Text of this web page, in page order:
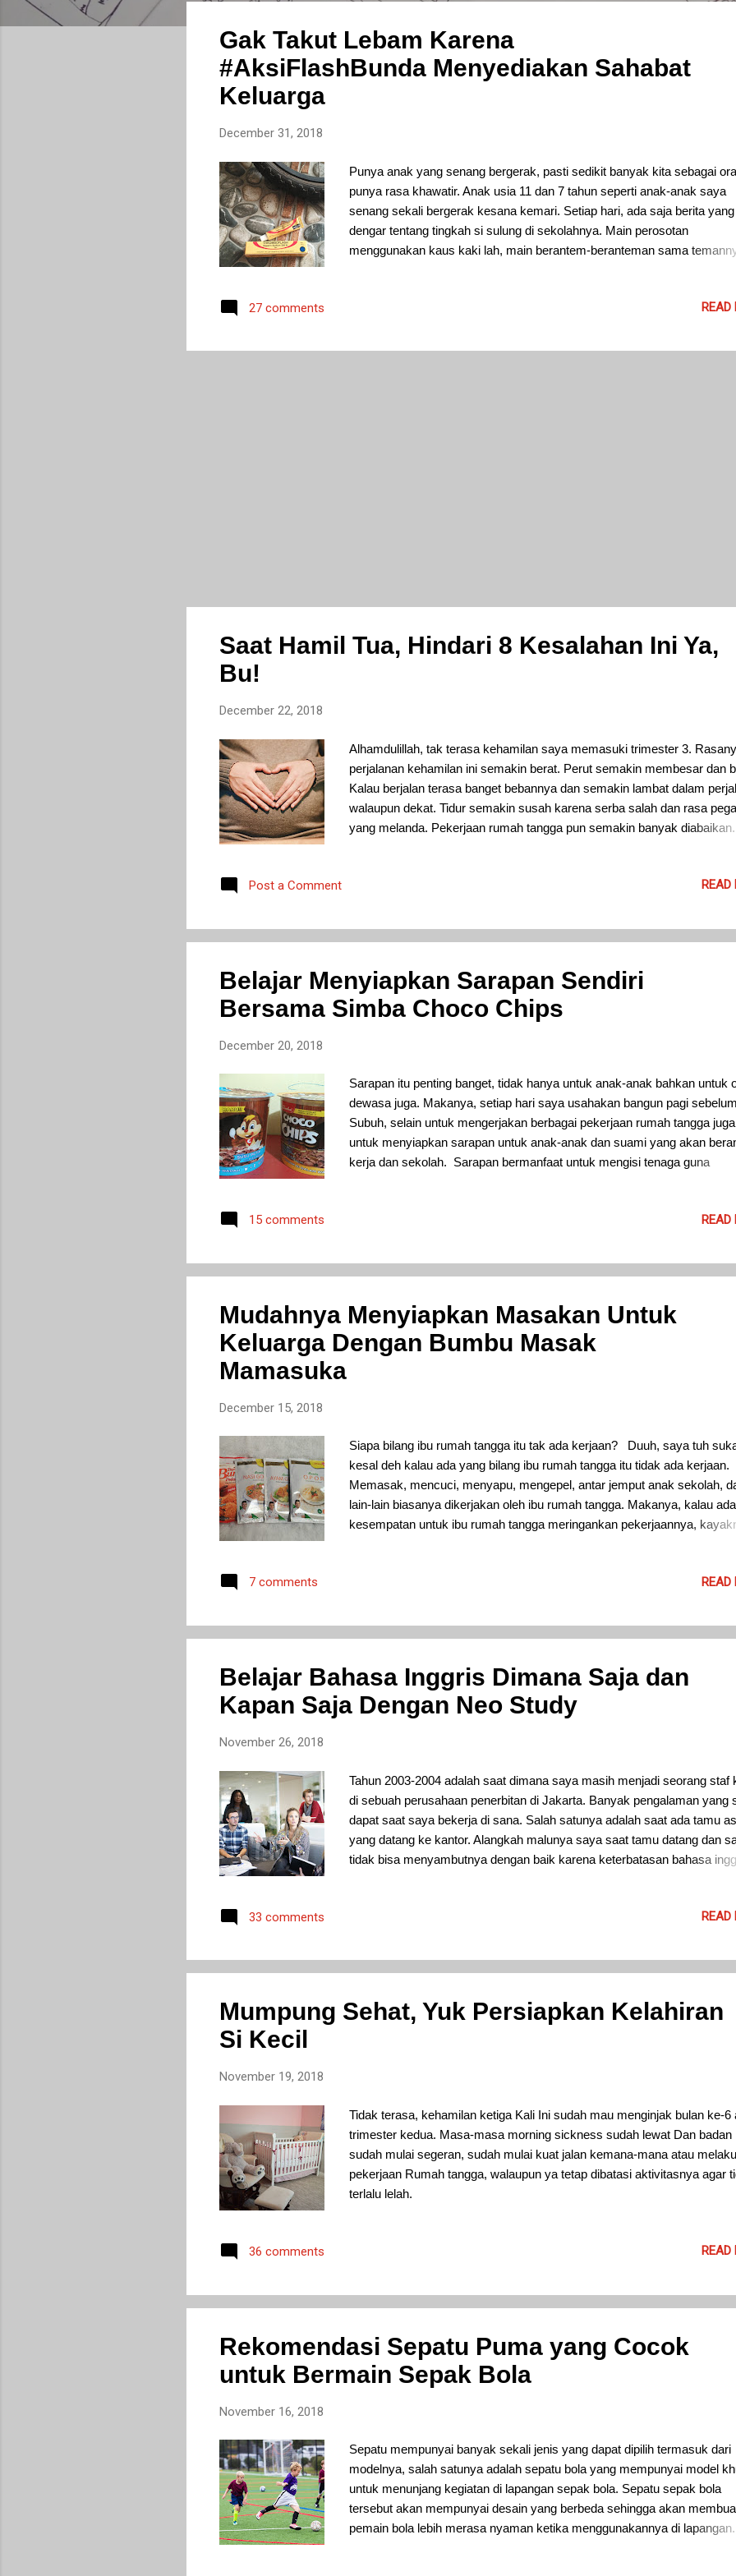
Gak Takut Lebam Karena
#AksiFlashBunda Menyediakan Sahabat
Keluarga
December 31, 2018
Punya anak yang senang bergerak, pasti sedikit banyak kita sebagai
punya rasa khawatir. Anak usia 11 dan 7 tahun seperti anak-anak saya
senang sekali bergerak kesana kemari. Setiap hari, ada saja berita
dengar tentang tingkah si sulung di sekolahnya. Main perosotan
menggunakan kaus kaki lah, main berantem-beranteman sama
Misalnya celana sobek, badan lebam , dan lain-lain. Tidak sampai di
teman-teman komplek rumah adalah rutinitasnya saat weekend.
27 comments READ
Saat Hamil Tua, Hindari 8 Kesalahan Ini Ya,
Bu!
December 22, 2018
Alhamdulillah, tak terasa kehamilan saya memasuki trimester 3.
perjalanan kehamilan ini semakin berat. Perut semakin membesar dan
Kalau berjalan terasa banget bebannya dan semakin lambat dalam
walaupun dekat. Tidur semakin susah karena serba salah dan rasa
yang melanda. Pekerjaan rumah tangga pun semakin banyak
Post a Comment READ
Belajar Menyiapkan Sarapan Sendiri
Bersama Simba Choco Chips
December 20, 2018
Sarapan itu penting banget, tidak hanya untuk anak-anak bahkan untuk
dewasa juga. Makanya, setiap hari saya usahakan bangun pagi sebelum
Subuh, selain untuk mengerjakan berbagai pekerjaan rumah tangga juga
untuk menyiapkan sarapan untuk anak-anak dan suami yang akan
kerja dan sekolah. Sarapan bermanfaat untuk mengisi tenaga guna
Sarapan mencegah sakit maag dan menyehatkan tubuh. Sarapan
serta banyak sekali manfaat sarapan lainnya.
15 comments READ
Mudahnya Menyiapkan Masakan Untuk
Keluarga Dengan Bumbu Masak
Mamasuka
December 15, 2018
Siapa bilang ibu rumah tangga itu tak ada kerjaan? Duuh, saya tuh
kesal deh kalau ada yang bilang ibu rumah tangga itu tidak ada kerjaan.
Memasak, mencuci, menyapu, mengepel, antar jemput anak sekolah,
lain-lain biasanya dikerjakan oleh ibu rumah tangga. Makanya, kalau ada
kesempatan untuk ibu rumah tangga meringankan pekerjaannya,
menumpuk. Salah satunya ini nih, bumbu masak Mamasuka yang
membuat masakan yang nikmat buat keluarga. Buat saya, bumbu
Mamasuka itu membantu banget pekerjaan saya untuk menyiapkan
menyiapkan sarapan dengan segera di pagi hari, Atau, saat saya lagi
sehat sehingga perlu memasak dengan cepat dan praktis namun tetap
buat kelua...
7 comments READ
Belajar Bahasa Inggris Dimana Saja dan
Kapan Saja Dengan Neo Study
November 26, 2018
Tahun 2003-2004 adalah saat dimana saya masih menjadi seorang staf
di sebuah perusahaan penerbitan di Jakarta. Banyak pengalaman yang
dapat saat saya bekerja di sana. Salah satunya adalah saat ada tamu
yang datang ke kantor. Alangkah malunya saya saat tamu datang dan
tidak bisa menyambutnya dengan baik karena keterbatasan bahasa
kedua, terutama untuk pengembangan karir bekerja. Memiliki karir
dengan berkembangnya teknologi, untuk meraih karir gemilang tak lagi
hanya dengan kerja keras.
33 comments READ
Mumpung Sehat, Yuk Persiapkan Kelahiran
Si Kecil
November 19, 2018
Tidak terasa, kehamilan ketiga Kali Ini sudah mau menginjak bulan ke-6
trimester kedua. Masa-masa morning sickness sudah lewat Dan badan
sudah mulai segeran, sudah mulai kuat jalan kemana-mana atau
pekerjaan Rumah tangga, walaupun ya tetap dibatasi aktivitasnya agar
terlalu lelah.
36 comments READ
Rekomendasi Sepatu Puma yang Cocok
untuk Bermain Sepak Bola
November 16, 2018
Sepatu mempunyai banyak sekali jenis yang dapat dipilih termasuk dari
modelnya, salah satunya adalah sepatu bola yang mempunyai model
untuk menunjang kegiatan di lapangan sepak bola. Sepatu sepak bola
tersebut akan mempunyai desain yang berbeda sehingga akan
pemain bola lebih merasa nyaman ketika menggunakannya di lapangan.